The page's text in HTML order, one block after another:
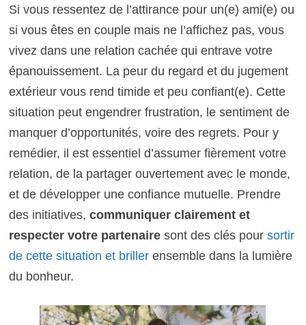
Si vous ressentez de l’attirance pour un(e) ami(e) ou
si vous êtes en couple mais ne l’affichez pas, vous
vivez dans une relation cachée qui entrave votre
épanouissement. La peur du regard et du jugement
extérieur vous rend timide et peu confiant(e). Cette
situation peut engendrer frustration, le sentiment de
manquer d’opportunités, voire des regrets. Pour y
remédier, il est essentiel d’assumer fièrement votre
relation, de la partager ouvertement avec le monde,
et de développer une confiance mutuelle. Prendre
des initiatives, communiquer clairement et
respecter votre partenairesont des clés pour sortir
de cette situation et brillerensemble dans la lumière
du bonheur.